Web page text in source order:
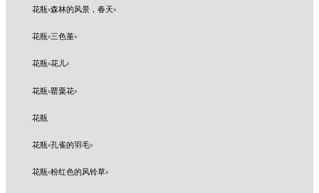
花瓶«森林的风景，春天»
花瓶«三色堇»
花瓶«花儿»
花瓶«罂粟花»
花瓶
花瓶«孔雀的羽毛»
花瓶«粉红色的风铃草»